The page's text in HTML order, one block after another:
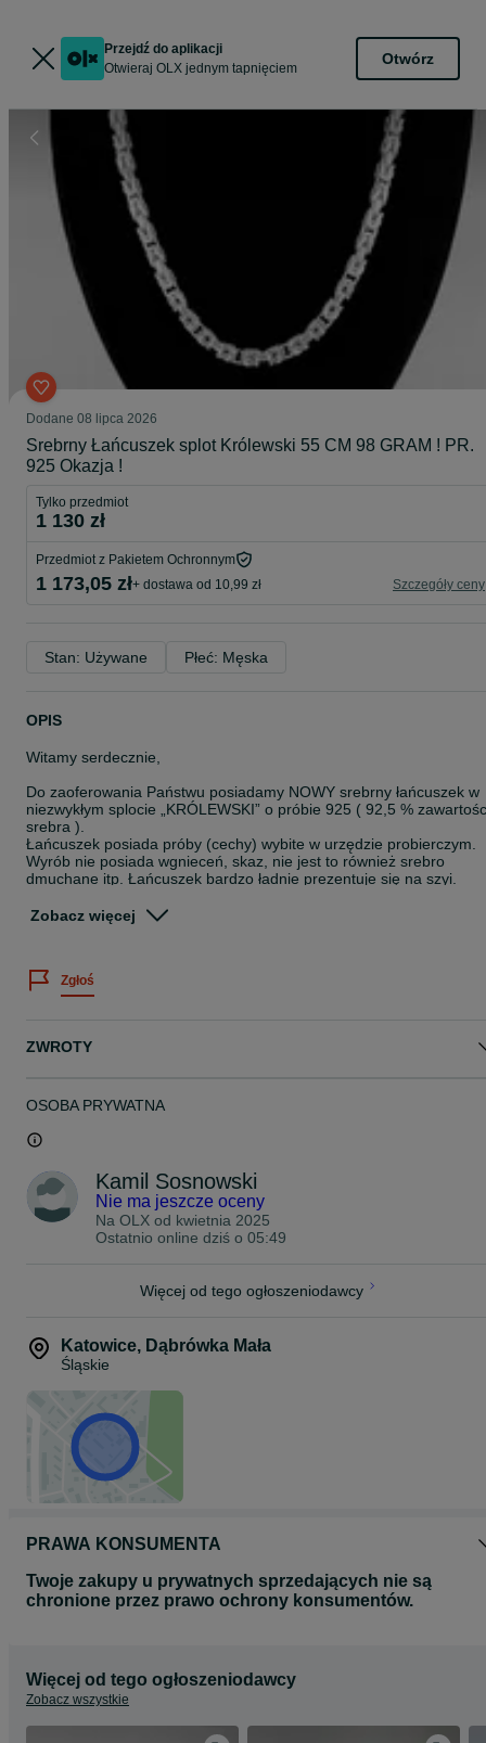
Przejdź do aplikacji
Otwieraj OLX jednym tapnięciem
Otwórz
Dodane 08 lipca 2026
Srebrny Łańcuszek splot Królewski 55 CM 98 GRAM ! PR.
925 Okazja !
Tylko przedmiot
1 130 zł
Przedmiot z Pakietem Ochronnym
1 173,05 zł+ dostawa od 10,99 zł Szczegóły ceny
Stan: Używane Płeć: Męska
OPIS
Witamy serdecznie,
Do zaoferowania Państwu posiadamy NOWY srebrny łańcuszek w
niezwykłym splocie „KRÓLEWSKI” o próbie 925 ( 92,5 %
srebra ).
Łańcuszek posiada próby (cechy) wybite w urzędzie probierczym.
Wyrób nie posiada wgnieceń, skaz, nie jest to również srebro
dmuchane itp. Łańcuszek bardzo ładnie prezentuje się na szyi.
który jest ometkowany naszym logiem. Istnieje możliwość na
Wymiary:
Długość: 55 CM
Waga: 98 Gram
terenie Sosnowca bądź Katowic po uprzednim umówieniu się.
Więcej informacji o danej ofercie możecie Państwo uzyskać pod
+ 48**********24 Kamil
+ 48**********47 Sylwia
Serdecznie Zapraszamy do Zakupu !
ZNAJDZIECIE PAŃSTWO WIĘCEJ RODZAJÓW SREBRNYCH
Zobacz więcej
Zgłoś
ZWROTY
OSOBA PRYWATNA
Kamil Sosnowski
Nie ma jeszcze oceny
Na OLX od kwietnia 2025
Ostatnio online dziś o 05:49
Więcej od tego ogłoszeniodawcy
Katowice, Dąbrówka Mała
Śląskie
PRAWA KONSUMENTA
Twoje zakupy u prywatnych sprzedających nie są
chronione przez prawo ochrony konsumentów.
Więcej od tego ogłoszeniodawcy
Zobacz wszystkie